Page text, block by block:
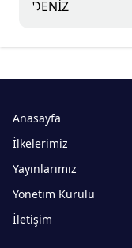
Anasayfa
İlkelerimiz
Yayınlarımız
Yönetim Kurulu
İletişim